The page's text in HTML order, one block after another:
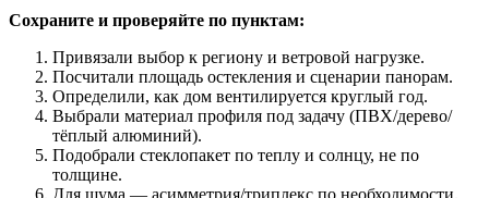
Сохраните и проверяйте по пунктам:
Привязали выбор к региону и ветровой нагрузке.
Посчитали площадь остекления и сценарии панорам.
Определили, как дом вентилируется круглый год.
Выбрали материал профиля под задачу (ПВХ/дерево/
тёплый алюминий).
Подобрали стеклопакет по теплу и солнцу, не по
толщине.
Для шума — асимметрия/триплекс по необходимости.